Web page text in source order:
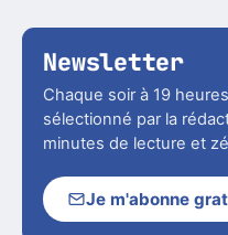
Newsletter
Chaque soir à 19
sélectionné par la
minutes de lecture et
Je m'abonne